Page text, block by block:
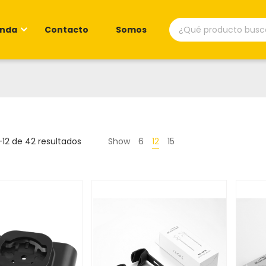
Contacto Somos
Búsqueda
de
productos
de 42 resultados Ordenado
Show 6 12 15